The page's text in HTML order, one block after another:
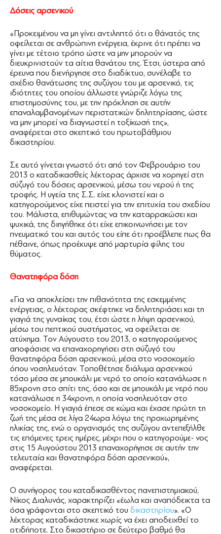
Δόσεις αρσενικού
«Προκειµένου να µη γίνει αντιληπτό ότι ο θάνατός της
οφείλεται σε ανθρώπινη ενέργεια, έκρινε ότι πρέπει να
γίνει µε τέτοιο τρόπο ώστε να µην µπορούν να
διευκρινιστούν τα αίτια θανάτου της. Έτσι, ύστερα από
έρευνα που διενήργησε στο διαδίκτυο, συνέλαβε το
σχέδιο θανάτωσης της συζύγου του µε αρσενικό, τις
ιδιότητες του οποίου άλλωστε γνώριζε λόγω της
επιστηµοσύνης του, µε την πρόκληση σε αυτήν
επαναλαµβανοµένων περιστατικών δηλητηρίασης, ώστε
να µην µπορεί να διαγνωστεί η τοξίκωσή της»,
αναφέρεται στο σκεπτικό του πρωτοβάθµιου
δικαστηρίου.
Σε αυτό γίνεται γνωστό ότι από τον Φεβρουάριο του
2013 ο καταδικασθείς λέκτορας άρχισε να χορηγεί στη
σύζυγό του δόσεις αρσενικού, µέσω του νερού ή της
τροφής. Η υγεία της Σ.Σ. είχε κλονιστεί και ο
κατηγορούµενος είχε πειστεί για την επιτυχία του σχεδίου
του. Μάλιστα, επιθυμώντας να την καταρρακώσει και
ψυχικά, της διηγήθηκε ότι είχε επικοινωνήσει με τον
πνευματικό του και αυτός του είπε ότι προέβλεπε πως θα
πέθαινε, όπως προέκυψε από μαρτυρία φίλης του
θύματος.
Θανατηφόρα δόση
«Για να αποκλείσει την πιθανότητα της εσκεμμένης
ενέργειας, ο λέκτορας σκέφτηκε να δηλητηριάσει και τη
γιαγιά της γυναίκας του, έτσι ώστε η λήψη αρσενικού,
μέσω του πεπτικού συστήματος, να οφείλεται σε
ατύχημα. Τον Αύγουστο του 2013, ο κατηγορούμενος
αποφάσισε να επαναχορηγήσει στη σύζυγό του
θανατηφόρα δόση αρσενικού, μέσα στο νοσοκομείο
όπου νοσηλευόταν. Τοποθέτησε διάλυμα αρσενικού
τόσο μέσα σε μπουκάλι με νερό το οποίο κατανάλωσε η
85χρονη στο σπίτι της, όσο και σε μπουκάλι με νερό που
κατανάλωσε η 34χρονη, η οποία νοσηλευόταν στο
νοσοκομείο. Η γιαγιά έπεσε σε κώμα και έχασε πρώτη τη
ζωή της μέσα σε λίγα 24ωρα λόγω της προχωρημένης
ηλικίας της, ενώ ο οργανισμός της συζύγου αντεπεξήλθε
τις επόμενες τρεις ημέρες, μέχρι που ο κατηγορούμε- νος
στις 15 Αυγούστου 2013 επαναχορήγησε σε αυτήν την
τελευταία και θανατηφόρα δόση αρσενικού»,
αναφέρεται.
Ο συνήγορος του καταδικασθέντος πανεπιστημιακού,
Νίκος ∆ιαλυνάς, χαρακτηρίζει «έωλα και αναπόδεικτα τα
όσα γράφονται στο σκεπτικό του δικαστηρίου». «Ο
λέκτορας καταδικάστηκε χωρίς να έχει αποδειχθεί το
οτιδήποτε. Στο δικαστήριο σε δεύτερο βαθμό θα